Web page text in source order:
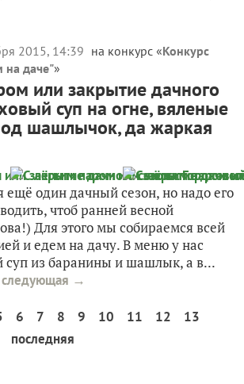
2015, 14:39 на конкурс «Конкурс
на даче"»
или закрытие дачного
суп на огне, вяленые
шашлычок, да жаркая
ещё один дачный сезон, но надо его
чтоб ранней весной
Для этого мы собираемся всей
и едем на дачу. В меню у нас
суп из баранины и шашлык, а в...
следующая →
6 7 8 9 10 11 12
13
последняя